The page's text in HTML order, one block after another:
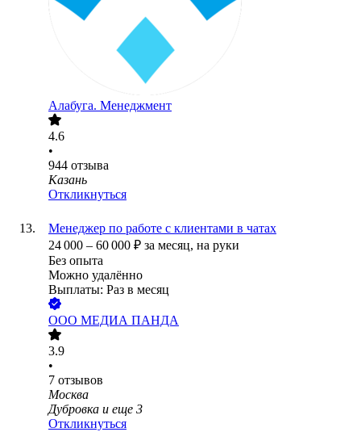
Алабуга. Менеджмент
4.6
•
944 отзыва
Казань
Откликнуться
Менеджер по работе с клиентами в чатах
24 000 – 60 000 ₽ за месяц, на руки
Без опыта
Можно удалённо
Выплаты: Раз в месяц
ООО МЕДИА ПАНДА
3.9
•
7 отзывов
Москва
Дубровка и еще 3
Откликнуться